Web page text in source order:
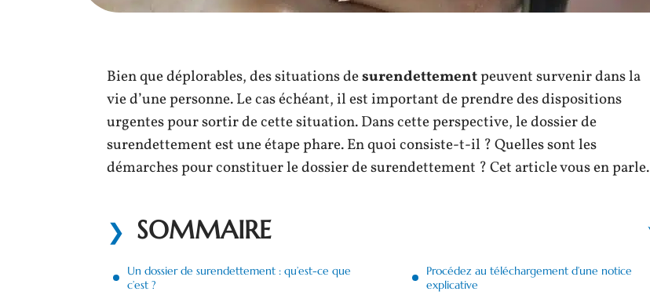
Bien que déplorables, des situations desurendettementpeuvent survenir dans la
vie d’une personne. Le cas échéant, il est important de prendre des dispositions
urgentes pour sortir de cette situation. Dans cette perspective, le dossier de
surendettement est une étape phare. En quoi consiste-t-il ? Quelles sont les
démarches pour constituer le dossier de surendettement ? Cet article vous en parle.
SOMMAIRE
Un dossier de surendettement : qu’est-ce que
c’est ?
Procédez au téléchargement d’une notice
explicative